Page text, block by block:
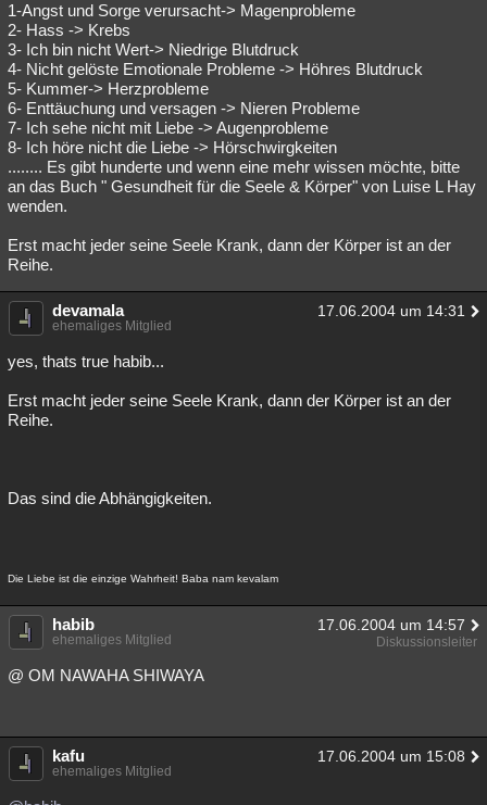
1-Angst und Sorge verursacht-> Magenprobleme
2- Hass -> Krebs
3- Ich bin nicht Wert-> Niedrige Blutdruck
4- Nicht gelöste Emotionale Probleme -> Höhres Blutdruck
5- Kummer-> Herzprobleme
6- Enttäuchung und versagen -> Nieren Probleme
7- Ich sehe nicht mit Liebe -> Augenprobleme
8- Ich höre nicht die Liebe -> Hörschwirgkeiten
........ Es gibt hunderte und wenn eine mehr wissen möchte, bitte
an das Buch " Gesundheit für die Seele & Körper" von Luise L Hay
wenden.
Erst macht jeder seine Seele Krank, dann der Körper ist an der
Reihe.
devamala 17.06.2004 um 14:31
ehemaliges Mitglied
yes, thats true habib...
Erst macht jeder seine Seele Krank, dann der Körper ist an der
Reihe.
Das sind die Abhängigkeiten.
Die Liebe ist die einzige Wahrheit! Baba nam kevalam
habib 17.06.2004 um 14:57
ehemaliges Mitglied Diskussionsleiter
@ OM NAWAHA SHIWAYA
kafu 17.06.2004 um 15:08
ehemaliges Mitglied